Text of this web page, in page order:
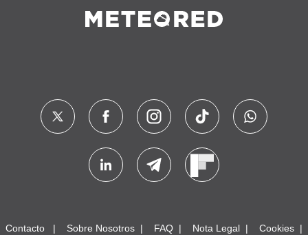
Contacto Sobre Nosotros FAQ Nota Legal Cookies